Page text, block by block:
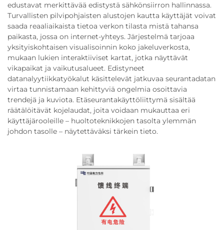
edustavat merkittävää edistystä sähkönsiirron hallinnassa.
Turvallisten pilvipohjaisten alustojen kautta käyttäjät voivat
saada reaaliaikaista tietoa verkon tilasta mistä tahansa
paikasta, jossa on internet-yhteys. Järjestelmä tarjoaa
yksityiskohtaisen visualisoinnin koko jakeluverkosta,
mukaan lukien interaktiiviset kartat, jotka näyttävät
vikapaikat ja vaikutusalueet. Edistyneet
datanalyytiikkatyökalut käsittelevät jatkuvaa seurantadatan
virtaa tunnistamaan kehittyviä ongelmia osoittavia
trendejä ja kuviota. Etäseurantakäyttöliittymä sisältää
räätälöitävät kojelaudat, joita voidaan mukauttaa eri
käyttäjärooleille – huoltoteknikkojen tasolta ylemmän
johdon tasolle – näytettäväksi tärkein tieto.